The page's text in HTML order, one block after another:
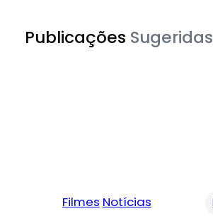
Publicações Sugeridas
Filmes Notícias